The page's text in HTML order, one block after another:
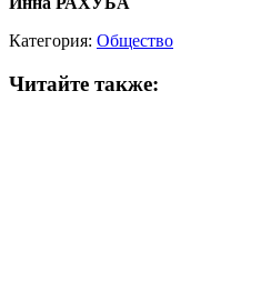
Категория: Общество
Читайте также: